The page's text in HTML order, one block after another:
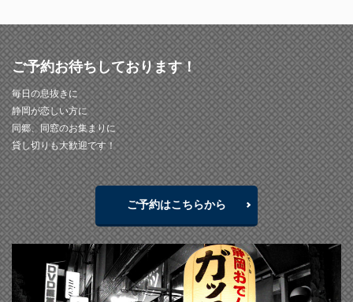
ご予約お待ちしております！
毎日の息抜きに
静岡が恋しい方に
同郷、同窓のお集まりに
貸し切りも大歓迎です！
ご予約はこちらから